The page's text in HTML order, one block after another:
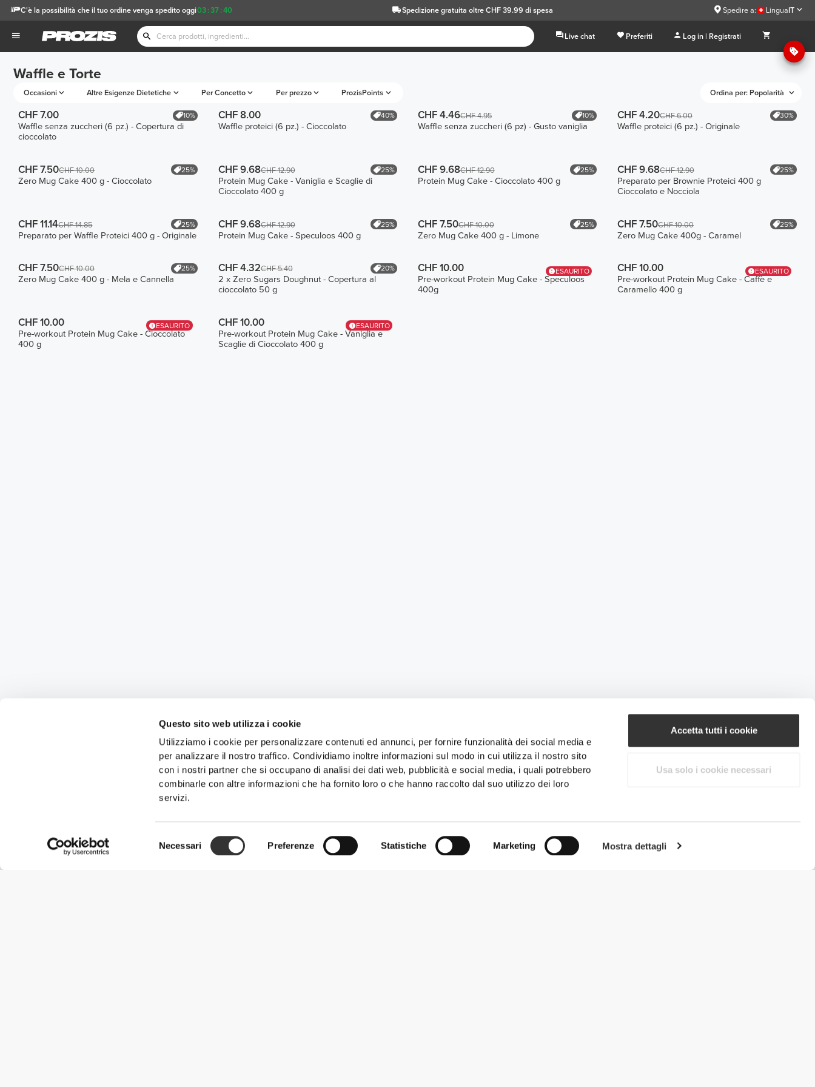
Questo sito web utilizza i cookie
Utilizziamo i cookie per personalizzare contenuti ed annunci, per fornire funzionalità dei social media e
per analizzare il nostro traffico. Condividiamo inoltre informazioni sul modo in cui utilizza il nostro sito
con i nostri partner che si occupano di analisi dei dati web, pubblicità e social media, i quali potrebbero
combinarle con altre informazioni che ha fornito loro o che hanno raccolto dal suo utilizzo dei loro
servizi.
del
Necessari Preferenze Statistiche Marketing Mostra dettagli
Accetta tutti i cookie
Usa solo i cookie necessari
03 :37 :40
C'è la possibilità che il tuo ordine venga spedito oggi Spedizione gratuita oltre CHF 39.99 di spesa Spedire a: LinguaIT
Live chat Preferiti Log in | Registrati
Waffle e Torte
Occasioni Altre Esigenze Dietetiche Per Concetto Per prezzo ProzisPoints Ordina per: Popolarità
CHF 7.00 10%
Waffle senza zuccheri (6 pz.) - Copertura di
cioccolato
CHF 8.00 40%
Waffle proteici (6 pz.) - Cioccolato
CHF 4.46CHF 4.95 10%
Waffle senza zuccheri (6 pz) - Gusto vaniglia
CHF 4.20CHF 6.00 30%
Waffle proteici (6 pz.) - Originale
CHF 7.50CHF 10.00 25%
Zero Mug Cake 400 g - Cioccolato
CHF 9.68CHF 12.90 25%
Protein Mug Cake - Vaniglia e Scaglie di
Cioccolato 400 g
CHF 9.68CHF 12.90 25%
Protein Mug Cake - Cioccolato 400 g
CHF 9.68CHF 12.90 25%
Preparato per Brownie Proteici 400 g
Cioccolato e Nocciola
CHF 11.14CHF 14.85 25%
Preparato per Waffle Proteici 400 g - Originale
CHF 9.68CHF 12.90 25%
Protein Mug Cake - Speculoos 400 g
CHF 7.50CHF 10.00 25%
Zero Mug Cake 400 g - Limone
CHF 7.50CHF 10.00 25%
Zero Mug Cake 400g - Caramel
CHF 7.50CHF 10.00 25%
Zero Mug Cake 400 g - Mela e Cannella
CHF 4.32CHF 5.40 20%
2 x Zero Sugars Doughnut - Copertura al
cioccolato 50 g
ESAURITO
CHF 10.00
Pre-workout Protein Mug Cake - Speculoos
400g
ESAURITO
CHF 10.00
Pre-workout Protein Mug Cake - Caffè e
Caramello 400 g
ESAURITO
CHF 10.00
Pre-workout Protein Mug Cake - Cioccolato
400 g
ESAURITO
CHF 10.00
Pre-workout Protein Mug Cake - Vaniglia e
Scaglie di Cioccolato 400 g